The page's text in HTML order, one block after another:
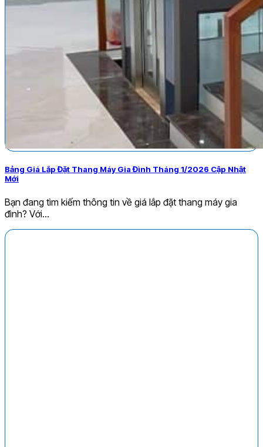
Bảng Giá Lắp Đặt Thang Máy Gia Đình Tháng 1/2026 Cập Nhật
Mới
Bạn đang tìm kiếm thông tin về giá lắp đặt thang máy gia
đình? Với...